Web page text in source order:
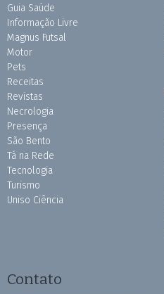
Guia Saúde
Informação Livre
Magnus Futsal
Motor
Pets
Receitas
Revistas
Necrologia
Presença
São Bento
Tá na Rede
Tecnologia
Turismo
Uniso Ciência
Contato